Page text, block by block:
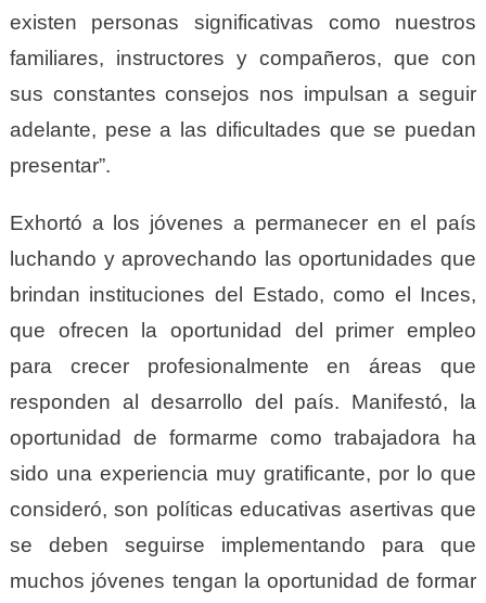
existen personas significativas como nuestros
familiares, instructores y compañeros, que con
sus constantes consejos nos impulsan a seguir
adelante, pese a las dificultades que se puedan
presentar”.
Exhortó a los jóvenes a permanecer en el país
luchando y aprovechando las oportunidades que
brindan instituciones del Estado, como el Inces,
que ofrecen la oportunidad del primer empleo
para crecer profesionalmente en áreas que
responden al desarrollo del país. Manifestó, la
oportunidad de formarme como trabajadora ha
sido una experiencia muy gratificante, por lo que
consideró, son políticas educativas asertivas que
se deben seguirse implementando para que
muchos jóvenes tengan la oportunidad de formar